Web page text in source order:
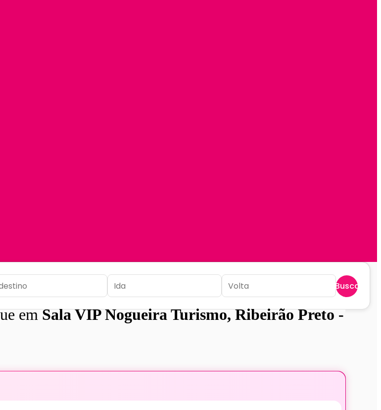
Buscar
emSala VIP Nogueira Turismo, Ribeirão Preto -